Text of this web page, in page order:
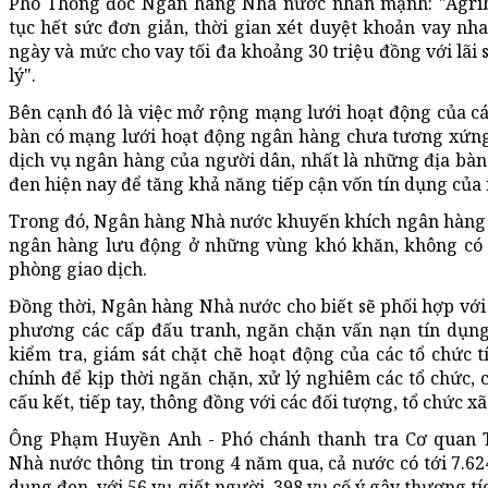
tục hết sức đơn giản, thời gian xét duyệt khoản vay
ngày và mức cho vay tối đa khoảng 30 triệu đồng với lãi
lý".
Bên cạnh đó là việc mở rộng mạng lưới hoạt động của
bàn có mạng lưới hoạt động ngân hàng chưa tương
dịch vụ ngân hàng của người dân, nhất là những địa
đen hiện nay để tăng khả năng tiếp cận vốn tín dụng
Trong đó, Ngân hàng Nhà nước khuyến khích ngân
ngân hàng lưu động ở những vùng khó khăn, không
phòng giao dịch.
Đồng thời, Ngân hàng Nhà nước cho biết sẽ phối hợp
phương các cấp đấu tranh, ngăn chặn vấn nạn tín
kiểm tra, giám sát chặt chẽ hoạt động của các tổ chức
chính để kịp thời ngăn chặn, xử lý nghiêm các tổ chức,
cấu kết, tiếp tay, thông đồng với các đối tượng, tổ chức
Ông Phạm Huyền Anh - Phó chánh thanh tra Cơ
Nhà nước thông tin trong 4 năm qua, cả nước có tới